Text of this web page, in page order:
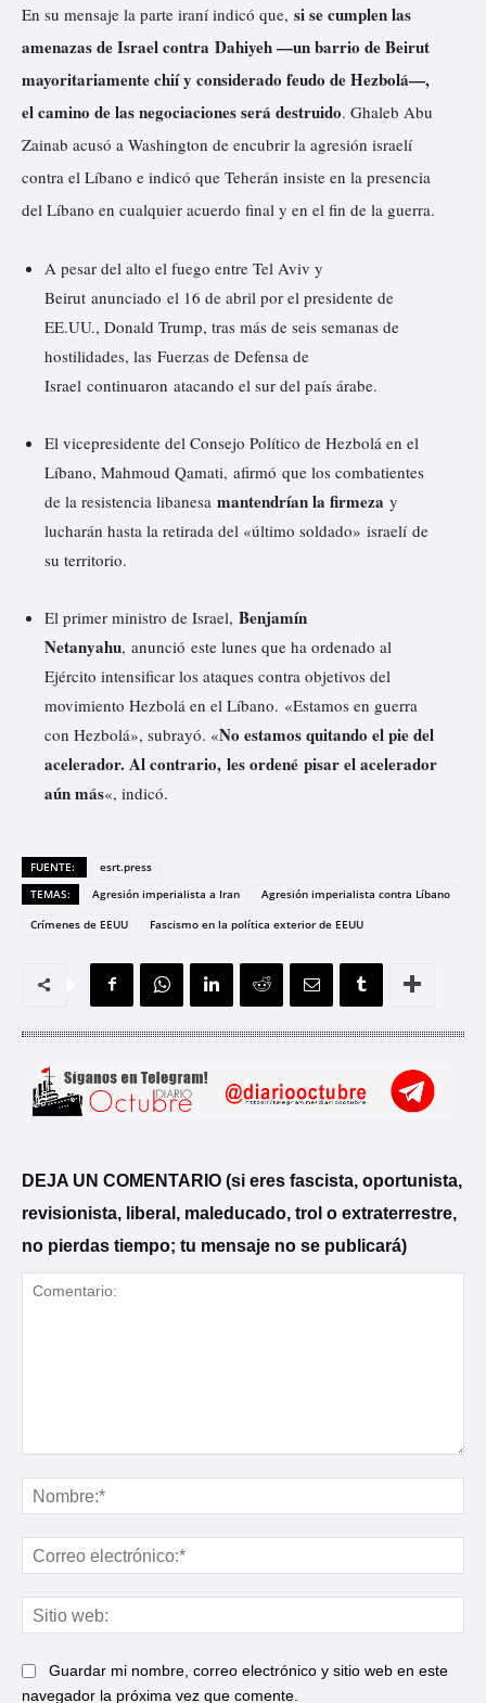
En su mensaje la parte iraní indicó que, si se cumplen las
amenazas de Israel contra Dahiyeh —un barrio de Beirut
mayoritariamente chií y considerado feudo de Hezbolá—,
el camino de las negociaciones será destruido. Ghaleb Abu
Zainab acusó a Washington de encubrir la agresión israelí
contra el Líbano e indicó que Teherán insiste en la presencia
del Líbano en cualquier acuerdo final y en el fin de la guerra.
A pesar del alto el fuego entre Tel Aviv y
Beirut anunciado el 16 de abril por el presidente de
EE.UU., Donald Trump, tras más de seis semanas de
hostilidades, las Fuerzas de Defensa de
Israel continuaron atacando el sur del país árabe.
El vicepresidente del Consejo Político de Hezbolá en el
Líbano, Mahmoud Qamati, afirmó que los combatientes
de la resistencia libanesa mantendrían la firmeza y
lucharán hasta la retirada del «último soldado» israelí de
su territorio.
El primer ministro de Israel, Benjamín
Netanyahu, anunció este lunes que ha ordenado al
Ejército intensificar los ataques contra objetivos del
movimiento Hezbolá en el Líbano. «Estamos en guerra
con Hezbolá», subrayó. «No estamos quitando el pie del
acelerador. Al contrario, les ordené pisar el acelerador
aún más«, indicó.
FUENTE:
esrt.press
TEMAS:
Agresión imperialista a Iran
Agresión imperialista contra Líbano
Crímenes de EEUU
Fascismo en la política exterior de EEUU
DEJA UN COMENTARIO (si eres fascista, oportunista,
revisionista, liberal, maleducado, trol o extraterrestre,
no pierdas tiempo; tu mensaje no se publicará)
Guardar mi nombre, correo electrónico y sitio web en este
navegador la próxima vez que comente.